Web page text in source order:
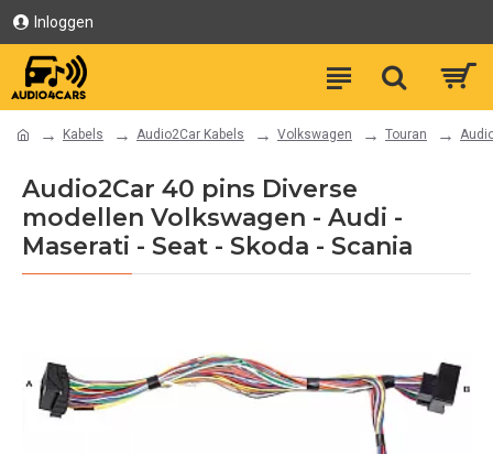
Inloggen
Kabels Audio2Car Kabels Volkswagen Touran
Audio2Car 40 pins Diverse
modellen Volkswagen - Audi -
Maserati - Seat - Skoda - Scania